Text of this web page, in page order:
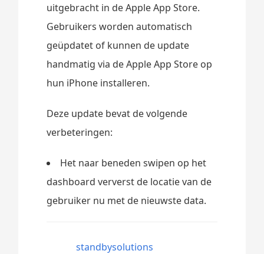
uitgebracht in de Apple App Store.
Gebruikers worden automatisch
geüpdatet of kunnen de update
handmatig via de Apple App Store op
hun iPhone installeren.
Deze update bevat de volgende
verbeteringen:
Het naar beneden swipen op het
dashboard ververst de locatie van de
gebruiker nu met de nieuwste data.
standbysolutions